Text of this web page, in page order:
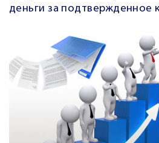
деньги за подтвержденное